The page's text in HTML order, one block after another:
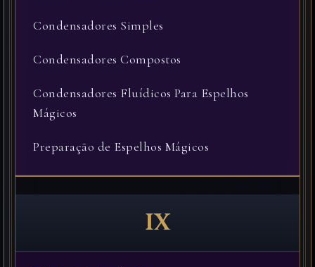
Condensadores Simples
Condensadores Compostos
Condensadores Fluídicos Para Espelhos
Mágicos
Preparação de Espelhos Mágicos
IX